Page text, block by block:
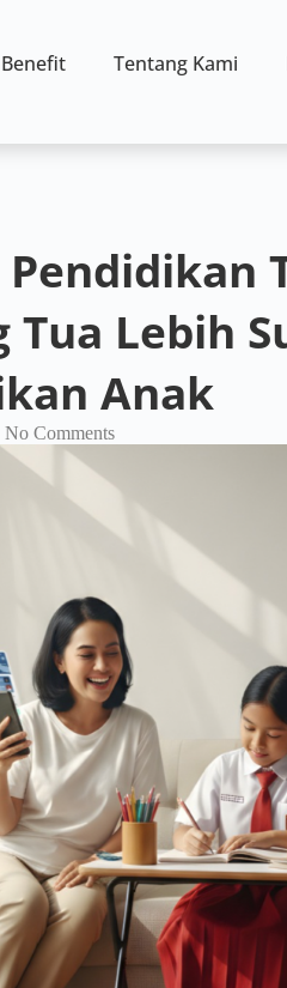
Benefit Tentang Kami
Tua Lebih
Anak
No Comments